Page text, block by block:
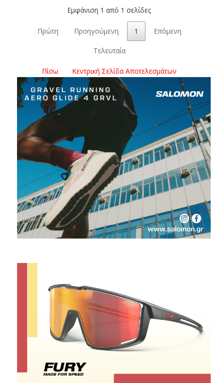
Εμφάνιση 1 από 1 σελίδες
Πρώτη Προηγούμενη 1 Επόμενη
Τελευταία
Πίσω Κεντρική Σελίδα Αποτελεσμάτων